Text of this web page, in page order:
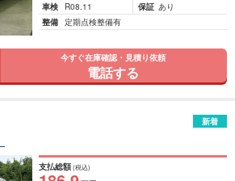
車検 R08.11 保証 あり
整備 定期点検整備有
今すぐ在庫確認・見積り依頼
電話する
新着
支払総額(税込)